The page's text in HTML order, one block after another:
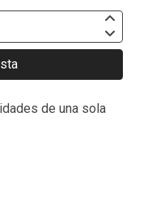
de una sola